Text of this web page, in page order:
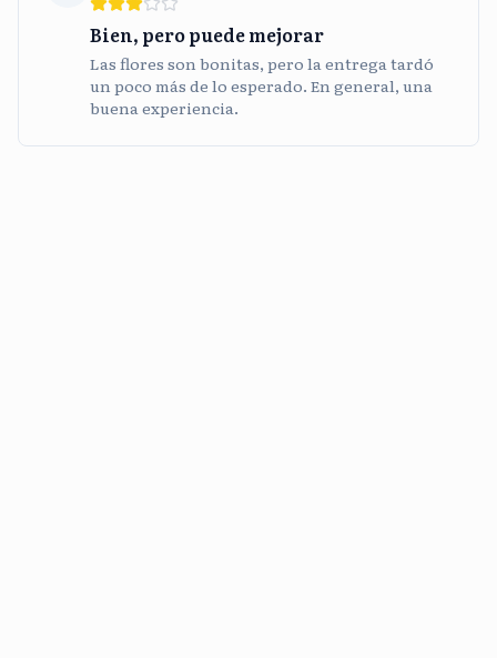
Bien, pero puede mejorar
Las flores son bonitas, pero la entrega tardó
un poco más de lo esperado. En general, una
buena experiencia.